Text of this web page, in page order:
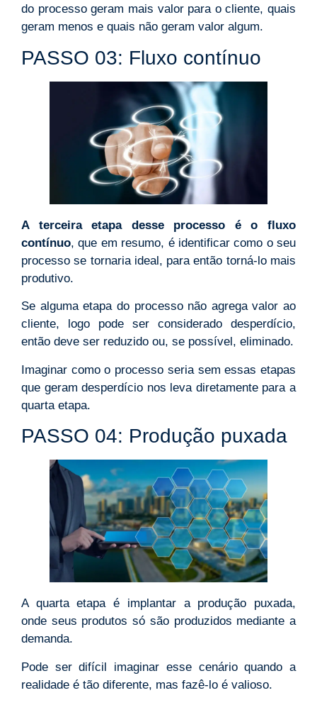
do processo geram mais valor para o cliente, quais
geram menos e quais não geram valor algum.
PASSO 03: Fluxo contínuo
A terceira etapa desse processo é o fluxo
contínuo, que em resumo, é identificar como o seu
processo se tornaria ideal, para então torná-lo mais
produtivo.
Se alguma etapa do processo não agrega valor ao
cliente, logo pode ser considerado desperdício,
então deve ser reduzido ou, se possível, eliminado.
Imaginar como o processo seria sem essas etapas
que geram desperdício nos leva diretamente para a
quarta etapa.
PASSO 04: Produção puxada
A quarta etapa é implantar a produção puxada,
onde seus produtos só são produzidos mediante a
demanda.
Pode ser difícil imaginar esse cenário quando a
realidade é tão diferente, mas fazê-lo é valioso.